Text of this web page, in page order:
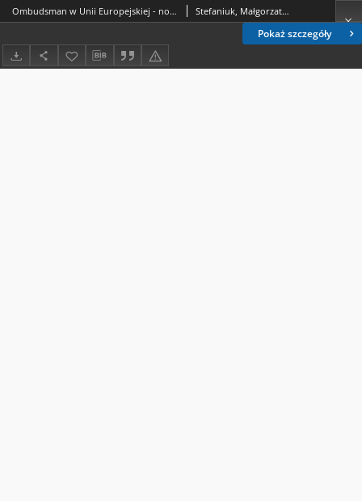
Pokaż szczegóły
Ombudsman w Unii Europejskiej - normatywne podstawy funkcjonowania i wymiar praktyczny działalności Stefaniuk, Małgorzata (1964- ).